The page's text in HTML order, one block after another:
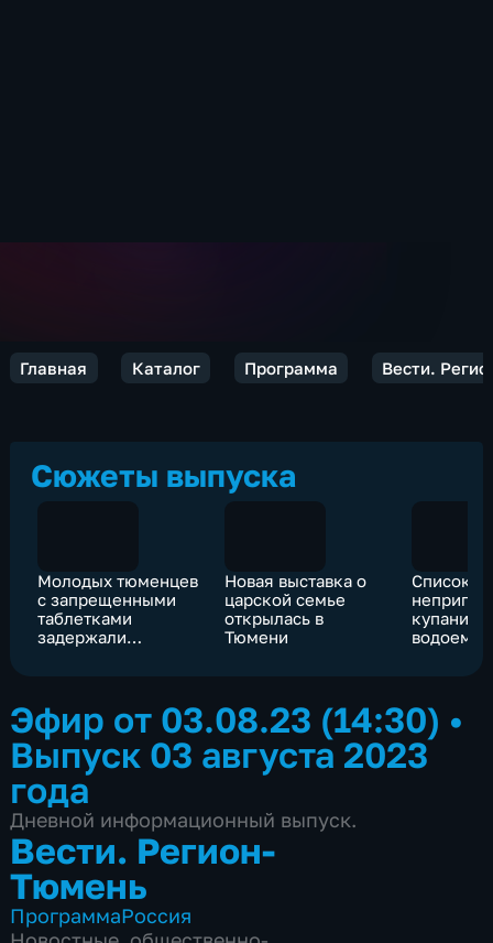
Главная Каталог Программа Вести.
Сюжеты выпуска
Молодых тюменцев
с запрещенными
таблетками
задержали
Новая выставка о
царской семье
открылась в
Тюмени
Список
купания
Эфир от 03.08.23 (14:30) •
Выпуск 03 августа 2023
года
Дневной информационный выпуск.
Вести. Регион-
Тюмень
ПрограммаРоссия